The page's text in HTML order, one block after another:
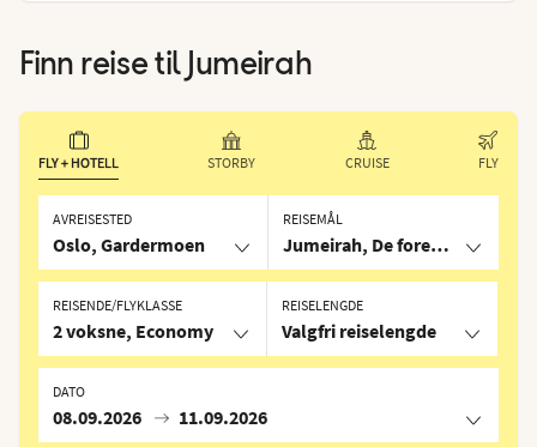
Finn reise til Jumeirah
FLY + HOTELL STORBY CRUISE FLY
AVREISESTED
Oslo, Gardermoen
REISEMÅL
Jumeirah, De forente
REISELENGDE
Valgfri reiselengde
DATO
08.09.2026 11.09.2026
REISENDE/FLYKLASSE
2 voksne, Economy